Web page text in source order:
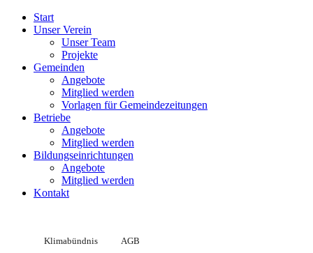
Start
Unser Verein
Unser Team
Projekte
Gemeinden
Angebote
Mitglied werden
Vorlagen für Gemeindezeitungen
Betriebe
Angebote
Mitglied werden
Bildungseinrichtungen
Angebote
Mitglied werden
Kontakt
Klimabündnis AGB